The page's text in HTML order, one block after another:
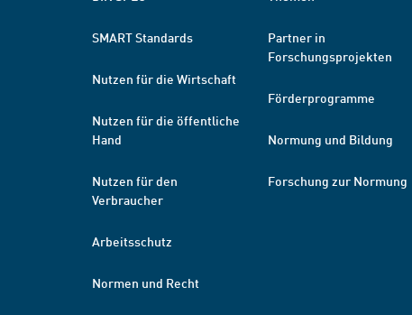
SMART Standards
Nutzen für die Wirtschaft
Nutzen für die öffentliche
Hand
Nutzen für den
Verbraucher
Arbeitsschutz
Normen und Recht
Partner in
Forschungsprojekten
Förderprogramme
Normung und Bildung
Forschung zur Normung